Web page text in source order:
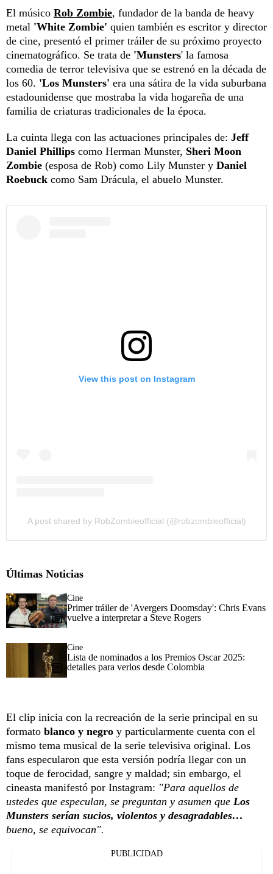
El músico Rob Zombie, fundador de la banda de heavy
metal 'White Zombie' quien también es escritor y director
de cine, presentó el primer tráiler de su próximo proyecto
cinematográfico. Se trata de 'Munsters' la famosa
comedia de terror televisiva que se estrenó en la década de
los 60. 'Los Munsters' era una sátira de la vida suburbana
estadounidense que mostraba la vida hogareña de una
familia de criaturas tradicionales de la época.
La cuinta llega con las actuaciones principales de: Jeff
Daniel Phillips como Herman Munster, Sheri Moon
Zombie (esposa de Rob) como Lily Munster y Daniel
Roebuck como Sam Drácula, el abuelo Munster.
View this post on Instagram
A post shared by RobZombieofficial (@robzombieofficial)
Últimas Noticias
Cine
Primer tráiler de 'Avergers Doomsday': Chris Evans
vuelve a interpretar a Steve Rogers
Cine
Lista de nominados a los Premios Oscar 2025:
detalles para verlos desde Colombia
El clip inicia con la recreación de la serie principal en su
formato blanco y negro y particularmente cuenta con el
mismo tema musical de la serie televisiva original. Los
fans especularon que esta versión podría llegar con un
toque de ferocidad, sangre y maldad; sin embargo, el
cineasta manifestó por Instagram: "Para aquellos de
ustedes que especulan, se preguntan y asumen que Los
Munsters serían sucios, violentos y desagradables…
bueno, se equivocan".
PUBLICIDAD